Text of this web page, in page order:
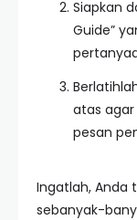
Siapkan
Guide”
atas
pesan
Ingatlah, Anda
sebanyak-